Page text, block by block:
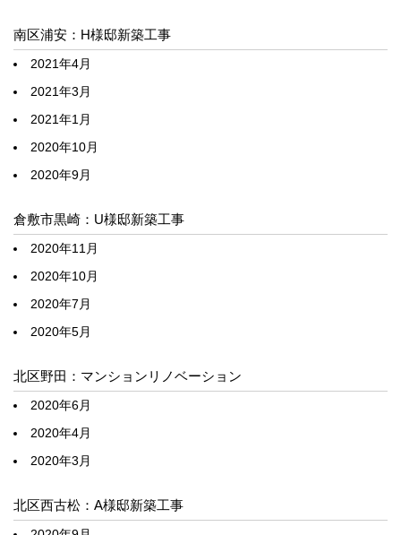
南区浦安：H様邸新築工事
2021年4月
2021年3月
2021年1月
2020年10月
2020年9月
倉敷市黒崎：U様邸新築工事
2020年11月
2020年10月
2020年7月
2020年5月
北区野田：マンションリノベーション
2020年6月
2020年4月
2020年3月
北区西古松：A様邸新築工事